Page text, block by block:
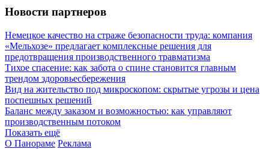
Новости партнеров
Немецкое качество на страже безопасности труда: компания
«Мельхозе» предлагает комплексные решения для
предотвращения производственного травматизма
Тихое спасение: как забота о спине становится главным
трендом здоровьесбережения
Вид на жительство под микроскопом: скрытые угрозы и цена
поспешных решений
Баланс между заказом и возможностью: как управляют
производственным потоком
Показать ещё
О Панораме Реклама